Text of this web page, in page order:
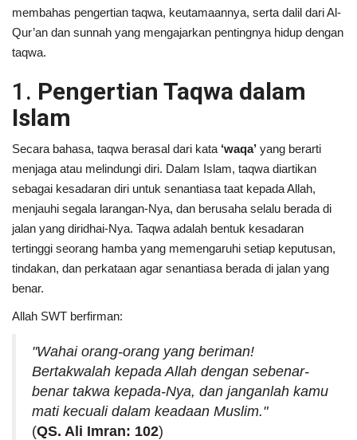
membahas pengertian taqwa, keutamaannya, serta dalil dari Al-
Qur’an dan sunnah yang mengajarkan pentingnya hidup dengan
taqwa.
1. Pengertian Taqwa dalam
Islam
Secara bahasa, taqwa berasal dari kata ‘waqa’ yang berarti
menjaga atau melindungi diri. Dalam Islam, taqwa diartikan
sebagai kesadaran diri untuk senantiasa taat kepada Allah,
menjauhi segala larangan-Nya, dan berusaha selalu berada di
jalan yang diridhai-Nya. Taqwa adalah bentuk kesadaran
tertinggi seorang hamba yang memengaruhi setiap keputusan,
tindakan, dan perkataan agar senantiasa berada di jalan yang
benar.
Allah SWT berfirman:
"Wahai orang-orang yang beriman!
Bertakwalah kepada Allah dengan sebenar-
benar takwa kepada-Nya, dan janganlah kamu
mati kecuali dalam keadaan Muslim."
(QS. Ali Imran: 102)